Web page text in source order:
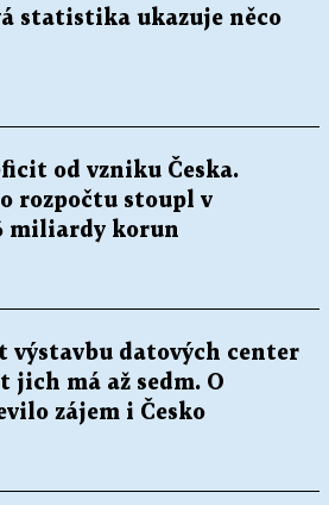
statistika ukazuje něco
od vzniku Česka.
rozpočtu stoupl v
miliardy korun
výstavbu datových center
jich má až sedm. O
zájem i Česko